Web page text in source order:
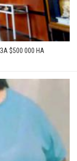
$500 000 НА